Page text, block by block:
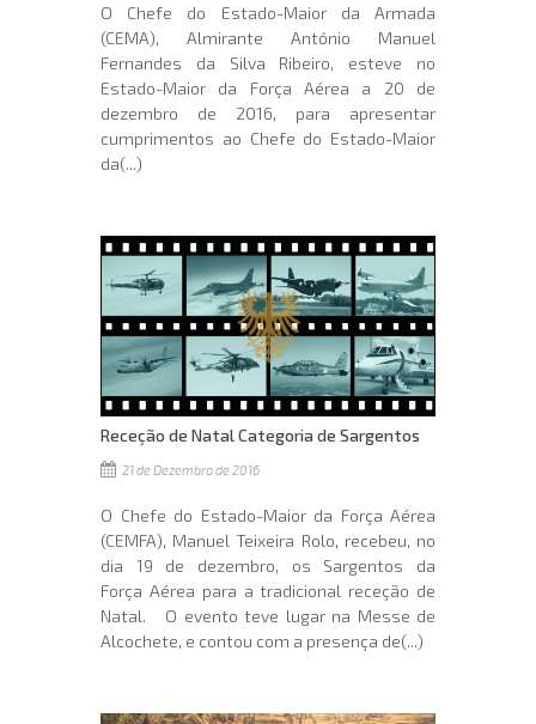
O Chefe do Estado-Maior da Armada
(CEMA), Almirante António Manuel
Fernandes da Silva Ribeiro, esteve no
Estado-Maior da Força Aérea a 20 de
dezembro de 2016, para apresentar
cumprimentos ao Chefe do Estado-Maior
da(...)
Receção de Natal Categoria de Sargentos
21 de Dezembro de 2016
O Chefe do Estado-Maior da Força Aérea
(CEMFA), Manuel Teixeira Rolo, recebeu, no
dia 19 de dezembro, os Sargentos da
Força Aérea para a tradicional receção de
Natal. O evento teve lugar na Messe de
Alcochete, e contou com a presença de(...)